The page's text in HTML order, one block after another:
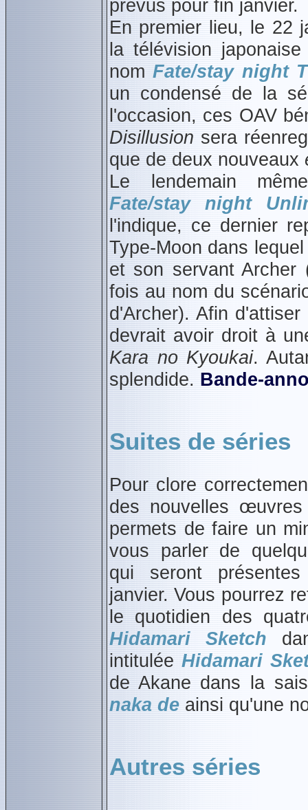
prévus pour fin janvier.
En premier lieu, le 22
la télévision
nomFate/stay night
un condensé de la
l'occasion, ces OAV
Disillusion sera
que de deux nouveaux
Le lendemain
Fate/stay night
l'indique, ce dernier
Type‑Moon dans
et son servant Archer
fois au nom du
d'Archer). Afin
devrait avoir droit à
Kara no Kyoukai.
splendide.
Suites de séries
Pour clore
des nouvelles
permets de faire un
vous parler de
qui seront
janvier. Vous pourrez
le quotidien des
Hidamari Sketch
intitulée Hidamari
de Akane dans la
naka de ainsi qu'une
Autres séries